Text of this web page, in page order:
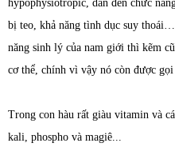
hypophysiotropic, dẫn đến chức
bị teo, khả năng tình dục suy
năng sinh lý của nam giới thì kẽm
cơ thể, chính vì vậy nó còn được
Trong con hàu rất giàu vitamin và
kali, phospho và magiê...